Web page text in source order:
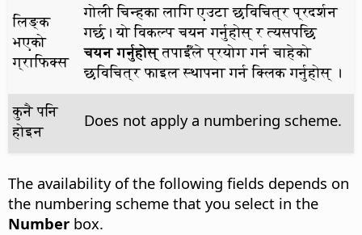
लिङ्क
भएको
ग्राफिक्स
गोली चिन्हका लागि एउटा छविचित्र प्रदर्शन
गर्छ। यो विकल्प चयन गर्नुहोस् र त्यसपछि
चयन गर्नुहोस्तपाईँले प्रयोग गर्न चाहेको
छविचित्र फाइल स्थापना गर्न क्लिक गर्नुहोस् ।
कुनै पनि
होइन
Does not apply a numbering scheme.
The availability of the following fields depends on
the numbering scheme that you select in the
Number box.